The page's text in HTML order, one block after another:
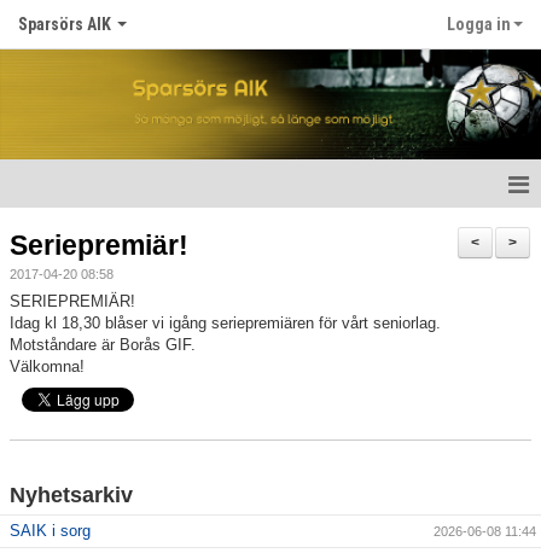
Sparsörs AIK Logga in
Nyheter
Om SAIK
Våra lag
Kalender
Matcher
För spelare/barn
>
<
Seriepremiär!
2017-04-20 08:58
SERIEPREMIÄR!
Idag kl 18,30 blåser vi igång seriepremiären för vårt seniorlag.
Motståndare är Borås GIF.
Välkomna!
Nyhetsarkiv
SAIK i sorg 2026-06-08 11:44